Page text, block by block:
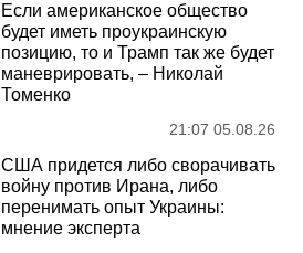
Если американское общество
будет иметь проукраинскую
позицию, то и Трамп так же будет
маневрировать, – Николай
Томенко
21:07 05.08.26
США придется либо сворачивать
войну против Ирана, либо
перенимать опыт Украины:
мнение эксперта